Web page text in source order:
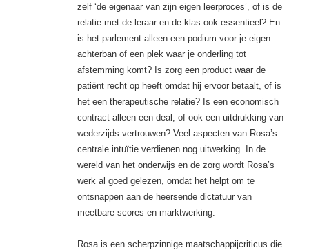
zelf ‘de eigenaar van zijn eigen leerproces’, of is de
relatie met de leraar en de klas ook essentieel? En
is het parlement alleen een podium voor je eigen
achterban of een plek waar je onderling tot
afstemming komt? Is zorg een product waar de
patiënt recht op heeft omdat hij ervoor betaalt, of is
het een therapeutische relatie? Is een economisch
contract alleen een deal, of ook een uitdrukking van
wederzijds vertrouwen? Veel aspecten van Rosa’s
centrale intuïtie verdienen nog uitwerking. In de
wereld van het onderwijs en de zorg wordt Rosa’s
werk al goed gelezen, omdat het helpt om te
ontsnappen aan de heersende dictatuur van
meetbare scores en marktwerking.
Rosa is een scherpzinnige maatschappijcriticus die